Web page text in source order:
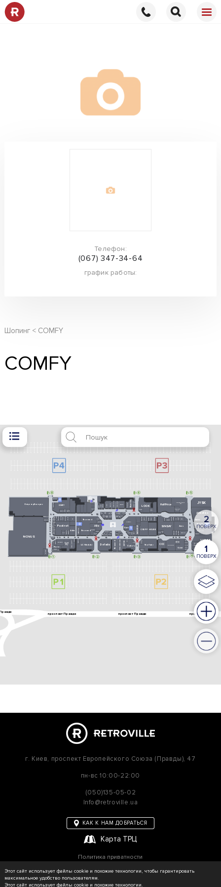
Телефон:
(067) 347-34-64
график работы:
Шопинг COMFY
COMFY
г. Киев, проспект Европейского Союза (Правды), 47
пн-вс 10:00-22:00
(050)135-05-02
Info@retroville.ua
КАК К НАМ ДОБРАТЬСЯ
Карта ТРЦ
Политика приватности
Этот сайт использует файлы cookie и похожие технологии, чтобы гарантировать
максимальное удобство пользователям.
Этот сайт использует файлы cookie и похожие технологии.